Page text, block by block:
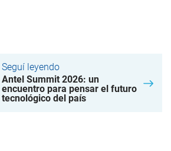
Seguí leyendo
Antel Summit 2026: un
encuentro para pensar el futuro
tecnológico del país